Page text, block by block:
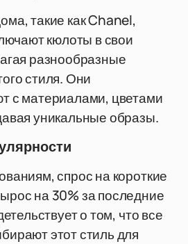
такие как Chanel,
кюлоты в свои
разнообразные
стиля. Они
с материалами, цветами
уникальные образы.
спрос на короткие
на 30% за последние
о том, что все
этот стиль для